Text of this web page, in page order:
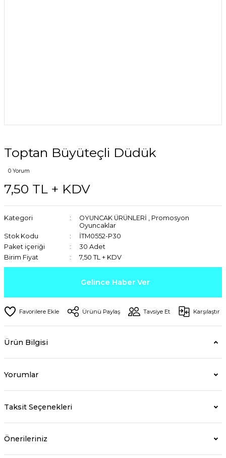
Toptan Büyüteçli Düdük
0 Yorum
7,50 TL + KDV
Kategori OYUNCAK ÜRÜNLERİ , Promosyon
Oyuncaklar
Stok Kodu
İTM0552-P30
Paket içeriği
30 Adet
Birim Fiyat
7,50 TL + KDV
Gelince Haber Ver
Ürünü Paylaş Tavsiye Et Karşılaştır
Ürün Bilgisi
Yorumlar
Taksit Seçenekleri
Önerileriniz